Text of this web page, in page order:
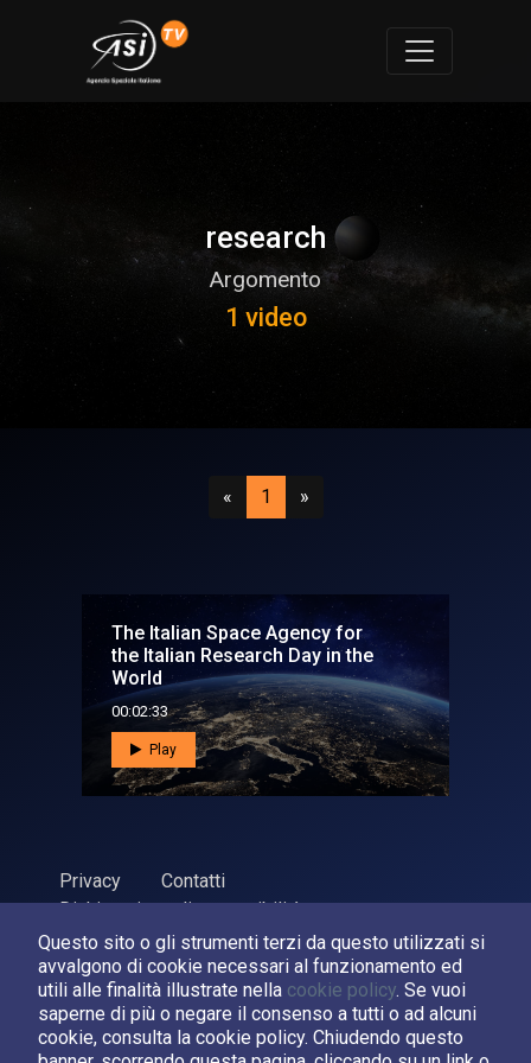
Questo sito o gli strumenti terzi da questo utilizzati si
avvalgono di cookie necessari al funzionamento ed
utili alle finalità illustrate nella cookie policy. Se vuoi
saperne di più o negare il consenso a tutti o ad alcuni
cookie, consulta la cookie policy. Chiudendo questo
research
Argomento
1 video
«Precedente
1 (attuale)
»Successivo
The Italian Space Agency for
the Italian Research Day in the
World
00:02:33
Play
Privacy
Contatti
Dichiarazione di accessibilità
ASI Agenzia Spaziale Italiana, 2026. P.Iva 03638121008
Sviluppato daLPM
Seguici su: